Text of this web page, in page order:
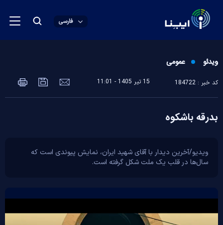
فارسی
ویدئو عمومی
کد خبر : 184722 15 تير 1405 - 11:01
بدرقه باشکوه
ویدیو/آخرین دیدار با آقای شهید ایران، نمایش پیوندی است که
سال‌ها در قلب یک ملت شکل گرفته است.